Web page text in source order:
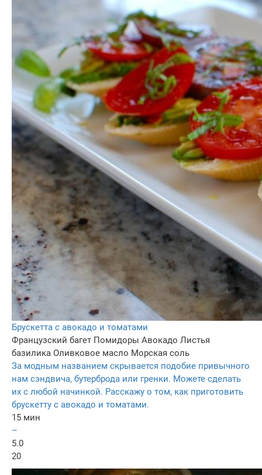
Брускетта с авокадо и томатами
Французский багет Помидоры Авокадо Листья
базилика Оливковое масло Морская соль
За модным названием скрывается подобие привычного
нам сэндвича, бутерброда или гренки. Можете сделать
их с любой начинкой. Расскажу о том, как приготовить
брускетту с авокадо и томатами.
15 мин
–
5.0
20